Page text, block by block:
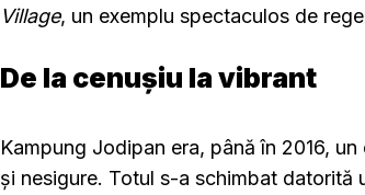
Village, un exemplu spectaculos de
De la cenușiu la vibrant
Kampung Jodipan era, până în 2016,
și nesigure. Totul s-a schimbat datorită